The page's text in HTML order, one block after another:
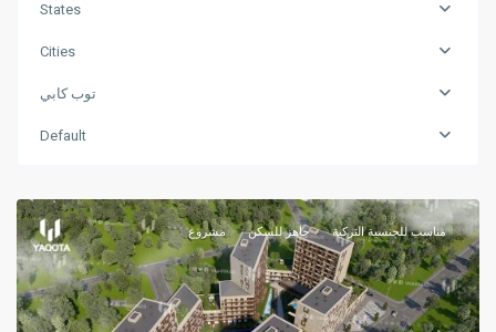
States
Cities
توب كابي
Default
توب
مشروع جاهز للسكن مناسب للجنسية التركية